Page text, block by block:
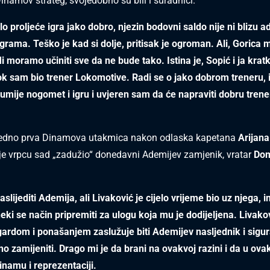
proljeće igra jako dobro, njezin bodovni saldo nije ni blizu
Teško je kad si dolje, pritisak je ogroman. Ali, Gorica
moramo učiniti sve da ne bude tako. Istina je, Sopić i ja
sam bio trener Lokomotive. Radi se o jako dobrom treneru,
nogomet i igru i uvjeren sam da će napraviti dobru
prva Dinamova utakmica nakon odlaska kapetana
vrpcu sad „zadužio“ donedavni Ademijev zamjenik, vratar
Ademija, ali Livaković je cijelo vrijeme bio uz njega,
se način pripremiti za ulogu koja mu je dodijeljena.
i ponašanjem zaslužuje biti Ademijev nasljednik i
zamijeniti. Drago mi je da brani na ovakvoj razini i da u
i reprezentaciji.